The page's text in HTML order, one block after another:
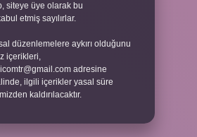
siteye üye olarak bu
etmiş sayılırlar.
düzenlemelere aykırı olduğunu
içerikleri,
adresine
ilgili içerikler yasal süre
kaldırılacaktır.